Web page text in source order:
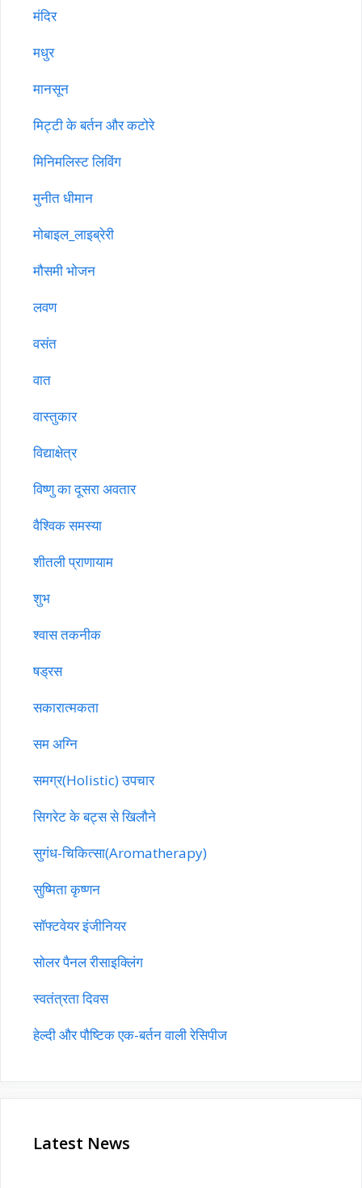
मंदिर
मधुर
मानसून
मिट्टी के बर्तन और कटोरे
मिनिमलिस्ट लिविंग
मुनीत धीमान
मोबाइल_लाइब्रेरी
मौसमी भोजन
लवण
वसंत
वात
वास्तुकार
विद्याक्षेत्र
विष्णु का दूसरा अवतार
वैश्विक समस्या
शीतली प्राणायाम
शुभ
श्वास तकनीक
षड्रस
सकारात्मकता
सम अग्नि
समग्र(Holistic) उपचार
सिगरेट के बट्स से खिलौने
सुगंध-चिकित्सा(Aromatherapy)
सुष्मिता कृष्णन
सॉफ्टवेयर इंजीनियर
सोलर पैनल रीसाइक्लिंग
स्वतंत्रता दिवस
हेल्दी और पौष्टिक एक-बर्तन वाली रेसिपीज
Latest News